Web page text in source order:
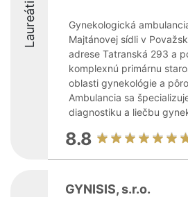
Laureáti
Gynekologická
Majtánovej sídli v
adrese Tatranská 293 a
komplexnú primárnu
oblasti gynekológie a
Ambulancia sa
diagnostiku a liečbu
8.8
GYNISIS, s.r.o.